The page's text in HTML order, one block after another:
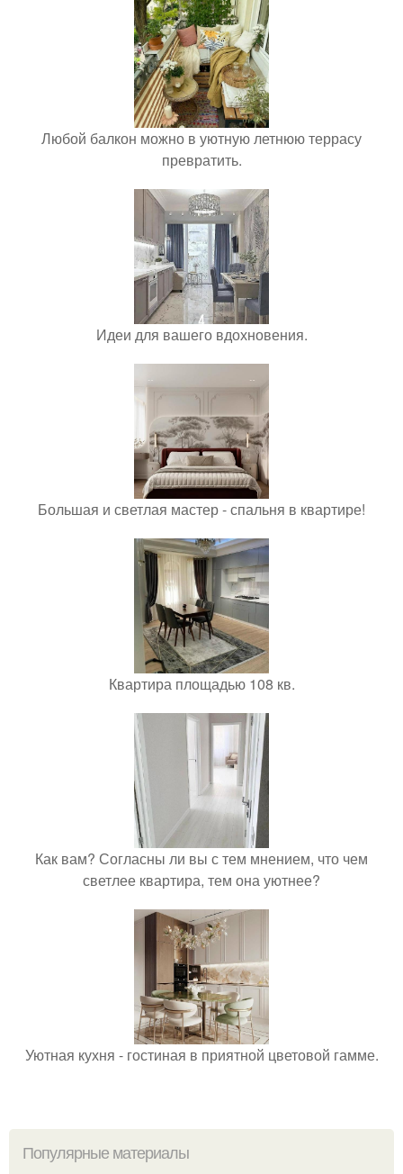
Любой балкон можно в уютную летнюю террасу
превратить.
Идеи для вашего вдохновения.
Большая и светлая мастер - спальня в квартире!
Квартира площадью 108 кв.
Как вам? Согласны ли вы с тем мнением, что чем
светлее квартира, тем она уютнее?
Уютная кухня - гостиная в приятной цветовой гамме.
Популярные материалы